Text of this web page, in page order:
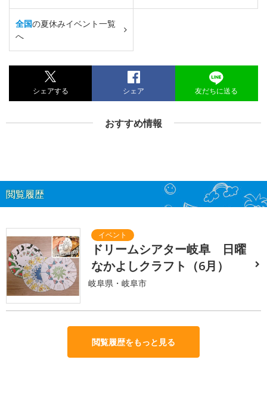
全国の夏休みイベント一覧
へ
シェアする シェア 友だちに送る
おすすめ情報
閲覧履歴
ドリームシアター岐阜 日曜
なかよしクラフト（6月）
岐阜県・岐阜市
閲覧履歴をもっと見る